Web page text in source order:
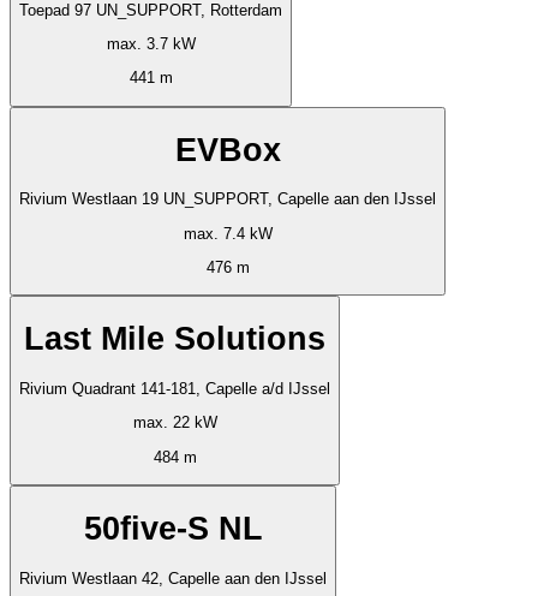
Toepad 97 UN_SUPPORT, Rotterdam
max. 3.7 kW
441 m
EVBox
Rivium Westlaan 19 UN_SUPPORT, Capelle aan den IJssel
max. 7.4 kW
476 m
Last Mile Solutions
Rivium Quadrant 141-181, Capelle a/d IJssel
max. 22 kW
484 m
50five-S NL
Rivium Westlaan 42, Capelle aan den IJssel